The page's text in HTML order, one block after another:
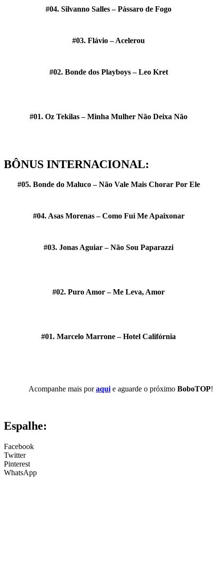
#04. Silvanno Salles – Pássaro de Fogo
#03. Flávio – Acelerou
#02. Bonde dos Playboys – Leo Kret
#01. Oz Tekilas – Minha Mulher Não Deixa Não
BÔNUS INTERNACIONAL:
#05. Bonde do Maluco – Não Vale Mais Chorar Por Ele
#04. Asas Morenas – Como Fui Me Apaixonar
#03. Jonas Aguiar – Não Sou Paparazzi
#02. Puro Amor – Me Leva, Amor
#01. Marcelo Marrone – Hotel Califórnia
Acompanhe mais poraquie aguarde o próximo BoboTOP!
Espalhe:
Facebook
Twitter
Pinterest
WhatsApp